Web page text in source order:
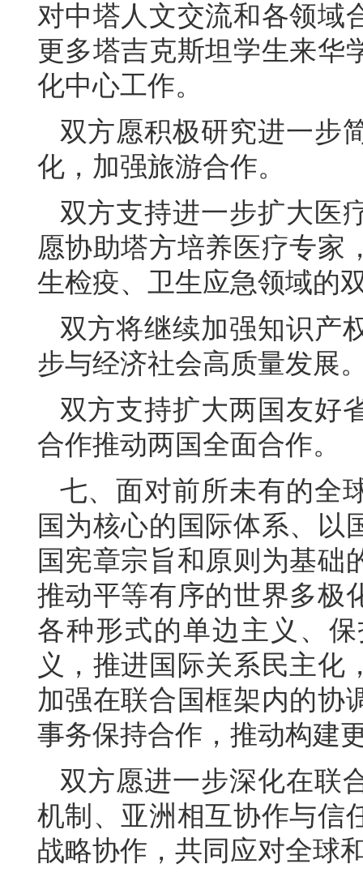
对中塔人文交流和各领域
更多塔吉克斯坦学生来华
化中心工作。
双方愿积极研究进一步
化，加强旅游合作。
双方支持进一步扩大医
愿协助塔方培养医疗专家
生检疫、卫生应急领域的
双方将继续加强知识产
步与经济社会高质量发展
双方支持扩大两国友好
合作推动两国全面合作。
七、面对前所未有的全
国为核心的国际体系、以
国宪章宗旨和原则为基础
推动平等有序的世界多极
各种形式的单边主义、
义，推进国际关系民主化
加强在联合国框架内的协
事务保持合作，推动构建
双方愿进一步深化在联
机制、亚洲相互协作与信
战略协作，共同应对全球